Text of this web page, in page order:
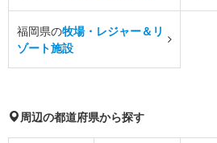
福岡県の牧場・レジャー＆リ
ゾート施設
周辺の都道府県から探す